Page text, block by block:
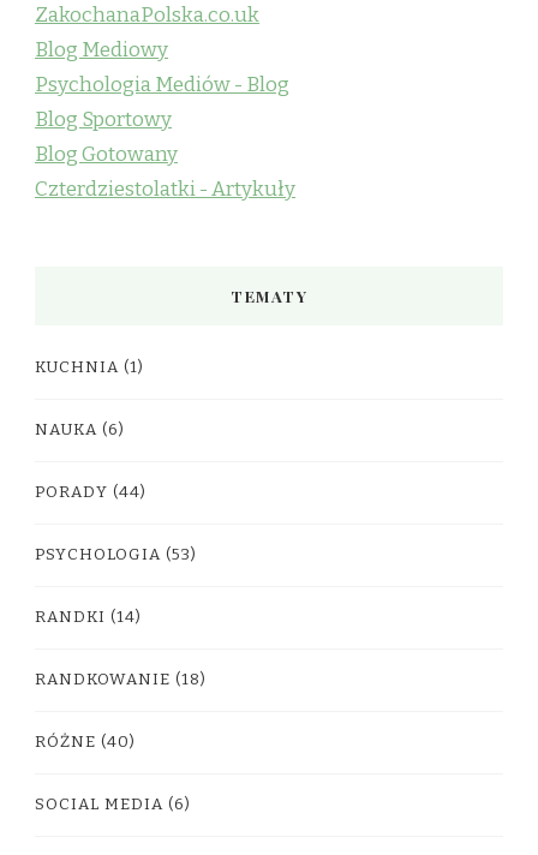
ZakochanaPolska.co.uk
Blog Mediowy
Psychologia Mediów - Blog
Blog Sportowy
Blog Gotowany
Czterdziestolatki - Artykuły
TEMATY
KUCHNIA (1)
NAUKA (6)
PORADY (44)
PSYCHOLOGIA (53)
RANDKI (14)
RANDKOWANIE (18)
RÓŻNE (40)
SOCIAL MEDIA (6)